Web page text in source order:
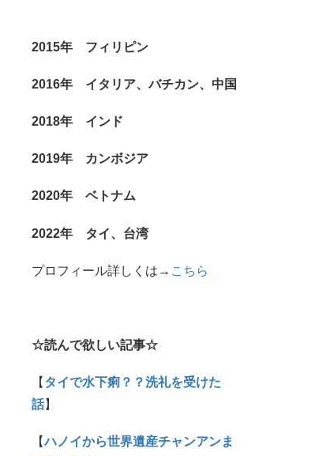
2015年 フィリピン
2016年 イタリア、バチカン、中国
2018年 インド
2019年 カンボジア
2020年 ベトナム
2022年 タイ、台湾
プロフィール詳しくは→ こちら
☆読んで欲しい記事☆
【 タイで水下痢？？洗礼を受けた
話】
【ハノイから世界遺産チャンアンま